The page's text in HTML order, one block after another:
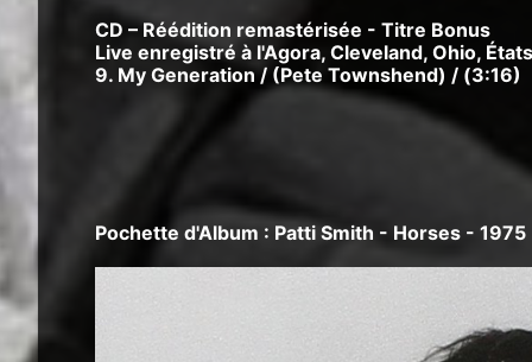
CD – Réédition remastérisée - Titre Bonus
Live enregistré à l'Agora, Cleveland, Ohio,
9. My Generation / (Pete Townshend) / (3:16)
Pochette d'Album : Patti Smith - Horses - 1975